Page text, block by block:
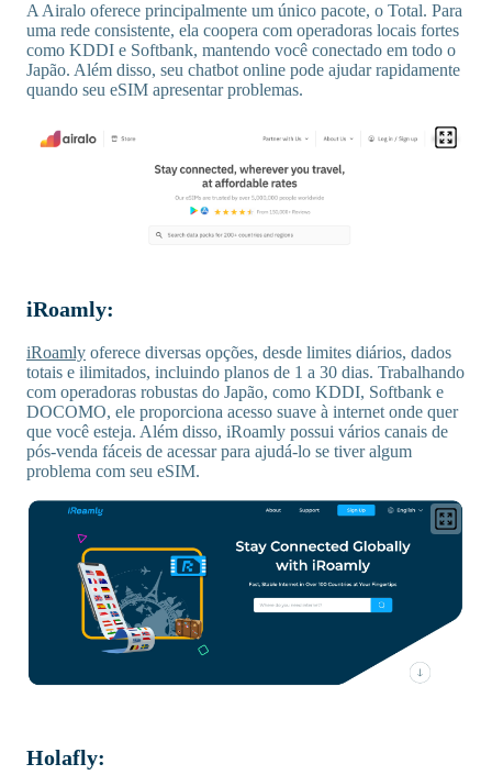
A Airalo oferece principalmente um único pacote, o Total. Para
uma rede consistente, ela coopera com operadoras locais fortes
como KDDI e Softbank, mantendo você conectado em todo o
Japão. Além disso, seu chatbot online pode ajudar rapidamente
quando seu eSIM apresentar problemas.
iRoamly:
iRoamly oferece diversas opções, desde limites diários, dados
totais e ilimitados, incluindo planos de 1 a 30 dias. Trabalhando
com operadoras robustas do Japão, como KDDI, Softbank e
DOCOMO, ele proporciona acesso suave à internet onde quer
que você esteja. Além disso, iRoamly possui vários canais de
pós-venda fáceis de acessar para ajudá-lo se tiver algum
problema com seu eSIM.
Holafly: